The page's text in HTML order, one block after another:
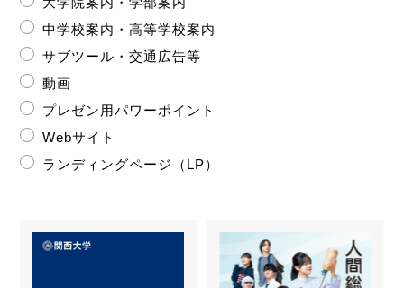
中学校案内・高等学校案内
サブツール・交通広告等
動画
プレゼン用パワーポイント
Webサイト
ランディングページ（LP）